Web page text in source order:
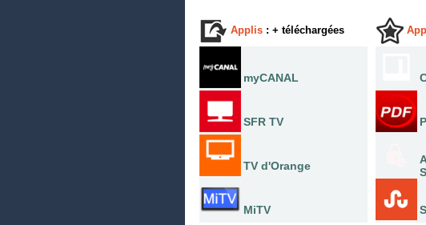
Applis : + téléchargées
myCANAL
SFR TV
TV d'Orange
MiTV